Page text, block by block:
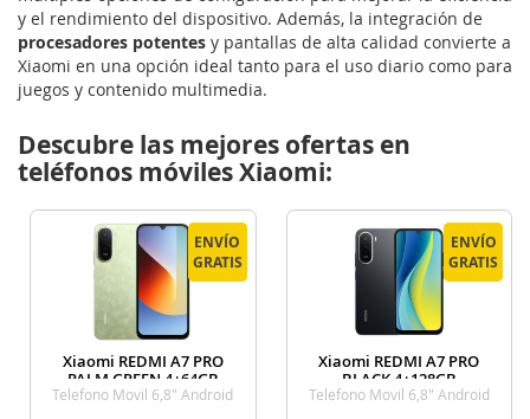
y el rendimiento del dispositivo. Además, la integración de
procesadores potentes y pantallas de alta calidad convierte a
Xiaomi en una opción ideal tanto para el uso diario como para
juegos y contenido multimedia.
Descubre las mejores ofertas en
teléfonos móviles Xiaomi:
ENVÍO
GRATIS
ENVÍO
GRATIS
Xiaomi REDMI A7 PRO
PALM GREEN 4+64GB
Telefono Movil 6,8" Android
ENVÍO
GRATIS
ENVÍO
GRATIS
Xiaomi REDMI A7 PRO
BLACK 4+128GB
Telefono Movil 6,8" Android